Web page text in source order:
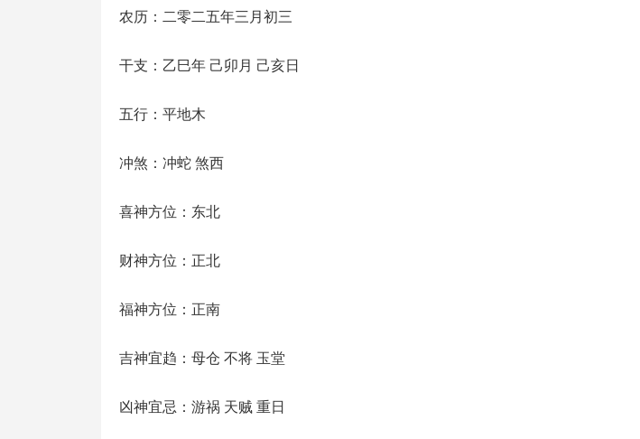
农历：二零二五年三月初三
干支：乙巳年 己卯月 己亥日
五行：平地木
冲煞：冲蛇 煞西
喜神方位：东北
财神方位：正北
福神方位：正南
吉神宜趋：母仓 不将 玉堂
凶神宜忌：游祸 天贼 重日